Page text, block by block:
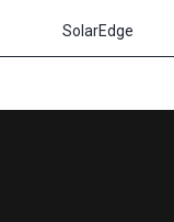
SolarEdge